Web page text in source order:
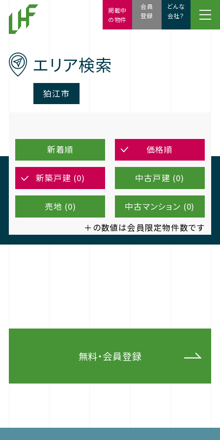
エリア検索
狛江市
新着順 価格順
新築戸建 (0) 中古戸建 (0)
売地 (0)
中古マンション (0)
＋の数値は会員限定物件数です
無料・会員登録
会員
登録
どんな
会社？
掲載中
の物件